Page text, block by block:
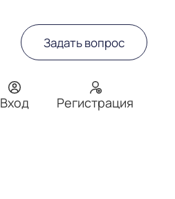
Задать вопрос
Вход Регистрация